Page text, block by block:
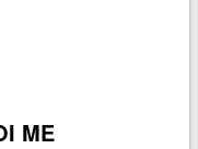
ΚΑΠΝΟΔΟΧΩΝ
ΜΕ